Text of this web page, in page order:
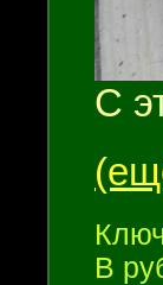
С
В